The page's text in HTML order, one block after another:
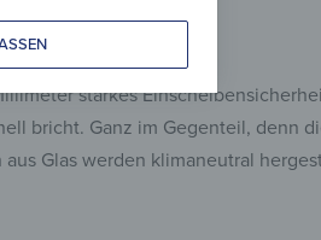
starkes
bricht. Ganz im Gegenteil, denn
Glas werden klimaneutral